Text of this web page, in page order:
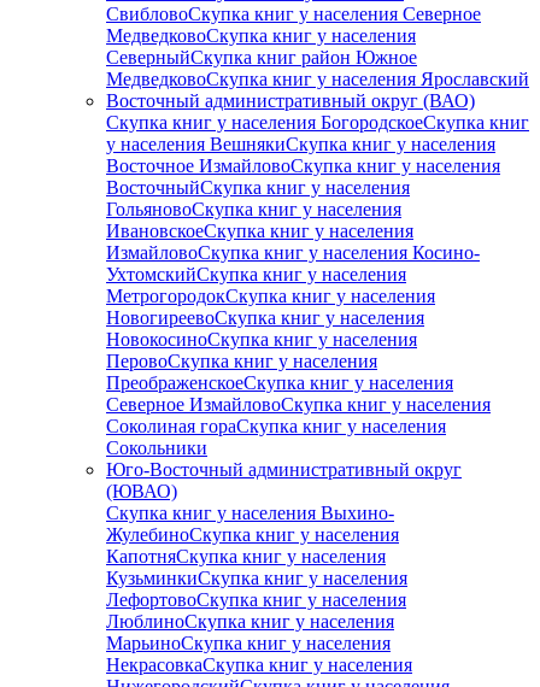
СвибловоСкупка книг у населения Северное
МедведковоСкупка книг у населения
СеверныйСкупка книг район Южное
МедведковоСкупка книг у населения Ярославский
Восточный административный округ (ВАО)
Скупка книг у населения БогородскоеСкупка книг
у населения ВешнякиСкупка книг у населения
Восточное ИзмайловоСкупка книг у населения
ВосточныйСкупка книг у населения
ГольяновоСкупка книг у населения
ИвановскоеСкупка книг у населения
ИзмайловоСкупка книг у населения Косино-
УхтомскийСкупка книг у населения
МетрогородокСкупка книг у населения
НовогиреевоСкупка книг у населения
НовокосиноСкупка книг у населения
ПеровоСкупка книг у населения
ПреображенскоеСкупка книг у населения
Северное ИзмайловоСкупка книг у населения
Соколиная гораСкупка книг у населения
Сокольники
Юго-Восточный административный округ
(ЮВАО)
Скупка книг у населения Выхино-
ЖулебиноСкупка книг у населения
КапотняСкупка книг у населения
КузьминкиСкупка книг у населения
ЛефортовоСкупка книг у населения
ЛюблиноСкупка книг у населения
МарьиноСкупка книг у населения
НекрасовкаСкупка книг у населения